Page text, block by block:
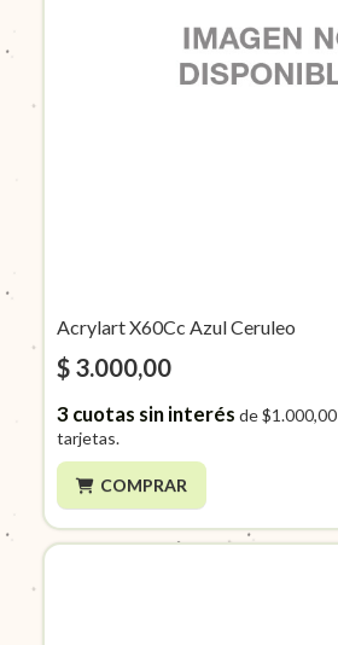
Acrylart X60Cc Azul Ceruleo
$ 3.000,00
3cuotas sin interés de$1.000,00
tarjetas.
COMPRAR